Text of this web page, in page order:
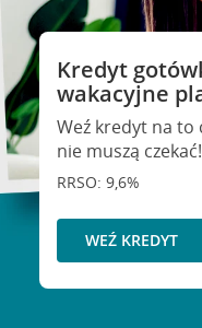
Kredyt
wakacyjne
Weź kredyt na to
nie muszą czekać!
RRSO: 9,6%
WEŹ KREDYT